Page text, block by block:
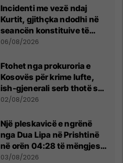
Incidenti me vezë ndaj
Kurtit, gjithçka ndodhi në
seancën konstituive të
Kuvendit
06/08/2026
Ftohet nga prokuroria e
Kosovës për krime lufte,
ish-gjenerali serb thotë se
dikush e tradhtoi në
02/08/2026
Një pleskavicë e ngrënë
nga Dua Lipa në Prishtinë
në orën 04:28 të mëngjesit
- dhe bota digjitale serbe
03/08/2026